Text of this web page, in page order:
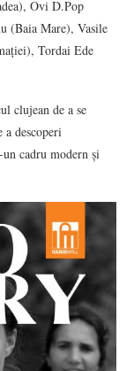
Ovi D.Pop
(Baia Mare), Vasile
Tordai Ede
clujean de a se
a descoperi
cadru modern și